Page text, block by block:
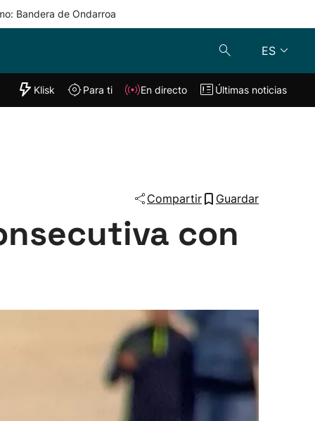
Bandera de Ondarroa
ES
"Helmuga"
Klisk En directo
Klisk Para ti En directo Últimas noticias
Compartir Guardar
con